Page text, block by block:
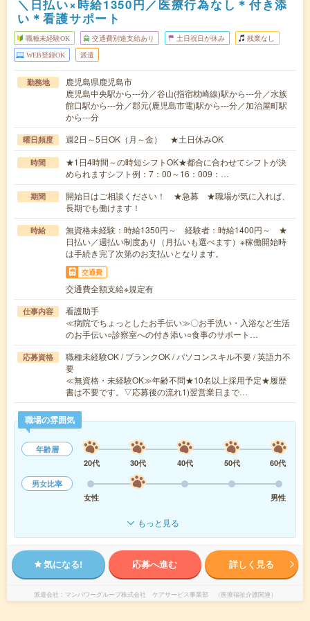
＼日払い×時給1350円／医療行為なし＊付き添
い＊看護サポート
職種未経験OK 交通費別途支給あり 土日祝日が休み 残業なし
WEB登録OK 派遣
勤務地
鹿児島県鹿児島市
鹿児島中央駅から---分／谷山(指宿枕崎線)駅から---分／水族
館口駅から---分／郡元(鹿児島市電)駅から---分／加治屋町駅
から---分
曜日頻度 週2日～5日OK（月～金） ★土日休みOK
時間
★1日4時間～の時短シフトOK★都合に合わせてシフトが決
められますシフト例：7：00～16：009：…
期間
開始日はご相談ください！ ★急募 ★職場が気に入れば、
長期でも働けます！
時給
無資格未経験：時給1350円～ 経験者：時給1400円～ ★
日払い／週払い制度あり（月払いも選べます）※稼働開始時
は手続き完了次第のお支払いとなります。
交通費
交通費全額支給※規定有
仕事内容
看護助手
≪病院でちょっとしたお手伝い≫〇お手洗い・入浴など生活
のお手伝い○診察室への付き添い○食事のサポート…
応募資格
職種未経験OK / ブランクOK / パソコンスキル不要 / 英語力不
要
≪無資格・未経験OK≫年齢不問★10名以上採用予定★履歴
書は不要です。▽応募後の流れ1)翌営業日まで…
職場の雰囲気
年齢層
20代
30代 40代 50代
60代
男女比率
女性
男性
もっと見る
気になる! 応募へ進む 詳しく見る
派遣会社 マンパワーグループ株式会社 ケアサービス事業部 （医療福祉介護関連）